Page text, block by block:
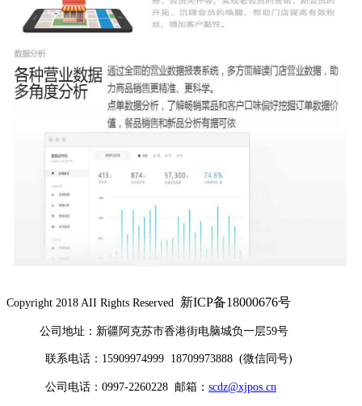
Copyright 2018 AII Rights Reserved 新ICP备18000676号
公司地址：新疆阿克苏市香港街电脑城负一层59号
联系电话：15909974999 18709973888 (微信同号)
公司电话：0997-2260228 邮箱： scdz@xjpos.cn